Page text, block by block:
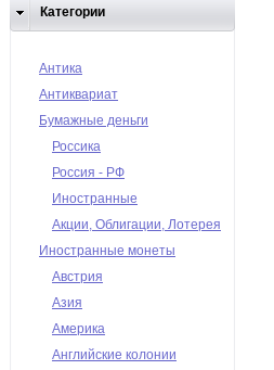
Категории
Антика
Антиквариат
Бумажные деньги
Россика
Россия - РФ
Иностранные
Акции, Облигации, Лотерея
Иностранные монеты
Австрия
Азия
Америка
Английские колонии